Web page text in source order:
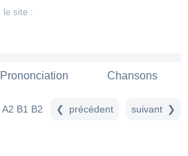
Prononciation Chansons
A2 B1 B2 précédent